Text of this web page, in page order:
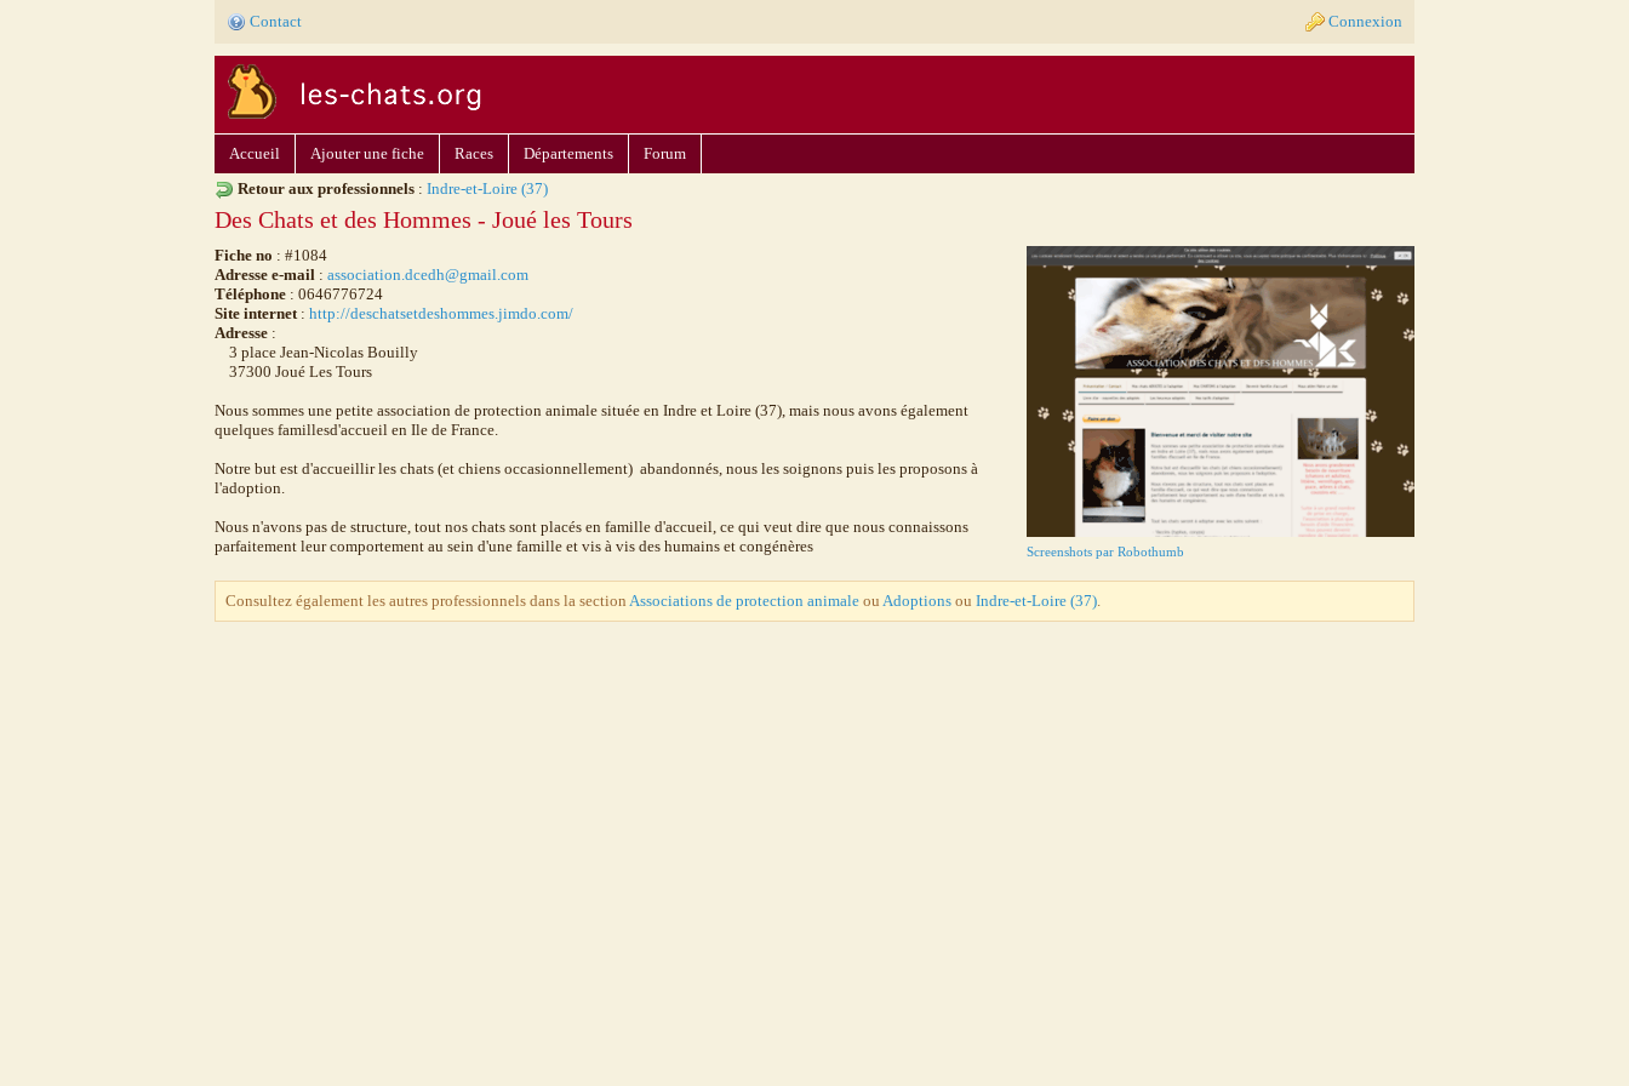
Contact Connexion
Accueil Ajouter une fiche Races Départements
Forum
Retour aux professionnels : Indre-et-Loire (37)
Des Chats et des Hommes - Joué les Tours
Fiche no : #1084
Adresse e-mail : association.dcedh@gmail.com
Téléphone : 0646776724
Site internet: http://deschatsetdeshommes.jimdo.com/
Adresse :
3 place Jean-Nicolas Bouilly
37300 Joué Les Tours
Nous sommes une petite association de protection animale située en Indre et Loire (37), mais nous avons également
quelques famillesd'accueil en Ile de France.
Notre but est d'accueillir les chats (et chiens occasionnellement) abandonnés, nous les soignons puis les proposons à
l'adoption.
Nous n'avons pas de structure, tout nos chats sont placés en famille d'accueil, ce qui veut dire que nous connaissons
parfaitement leur comportement au sein d'une famille et vis à vis des humains et congénères
Screenshots par Robothumb
Consultez également les autres professionnels dans la section Associations de protection animale ou Adoptions ou Indre-et-Loire (37).